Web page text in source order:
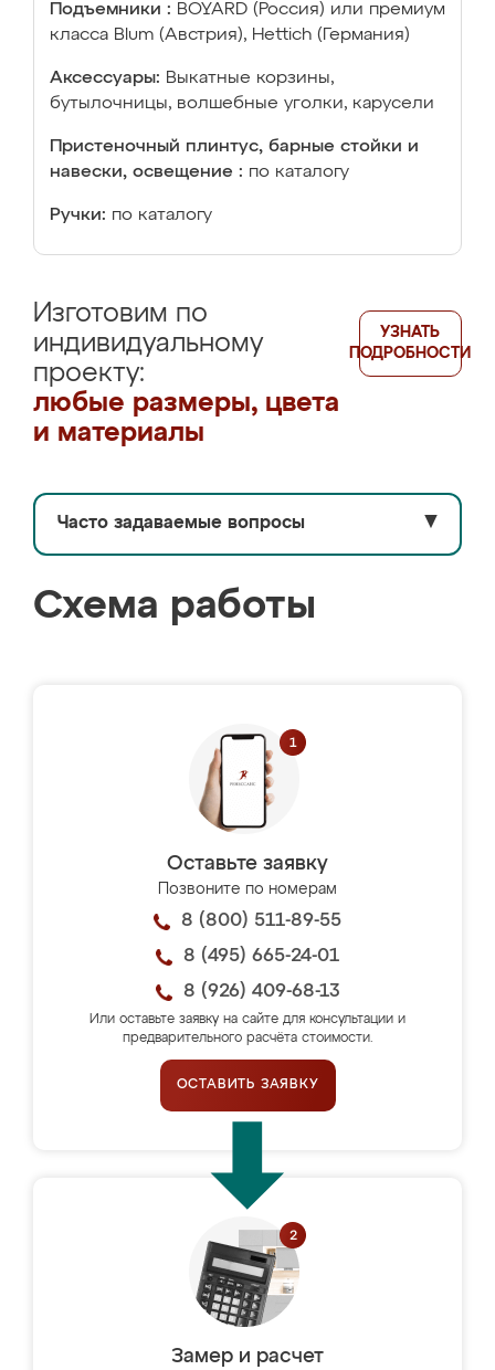
Подъемники : BOYARD (Россия) или премиум
класса Blum (Австрия), Hettich (Германия)
Аксессуары: Выкатные корзины,
бутылочницы, волшебные уголки, карусели
Пристеночный плинтус, барные стойки и
навески, освещение : по каталогу
Ручки: по каталогу
Изготовим по
индивидуальному
проекту:
любые размеры, цвета
и материалы
УЗНАТЬ
ПОДРОБНОСТИ
Часто задаваемые вопросы ▼
Схема работы
Оставьте заявку
Позвоните по номерам
8 (800) 511-89-55
8 (495) 665-24-01
8 (926) 409-68-13
Или оставьте заявку на сайте для консультации и
предварительного расчёта стоимости.
ОСТАВИТЬ ЗАЯВКУ
Замер и расчет